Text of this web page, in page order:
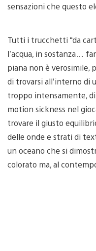
sensazioni che questo
Tutti i trucchetti “da
l’acqua, in sostanza…
piana non è verosimile,
di trovarsi all’interno di
troppo intensamente, di
motion sickness nel
trovare il giusto
delle onde e strati di
un oceano che si
colorato ma, al